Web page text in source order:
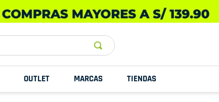
OUTLET MARCAS TIENDAS